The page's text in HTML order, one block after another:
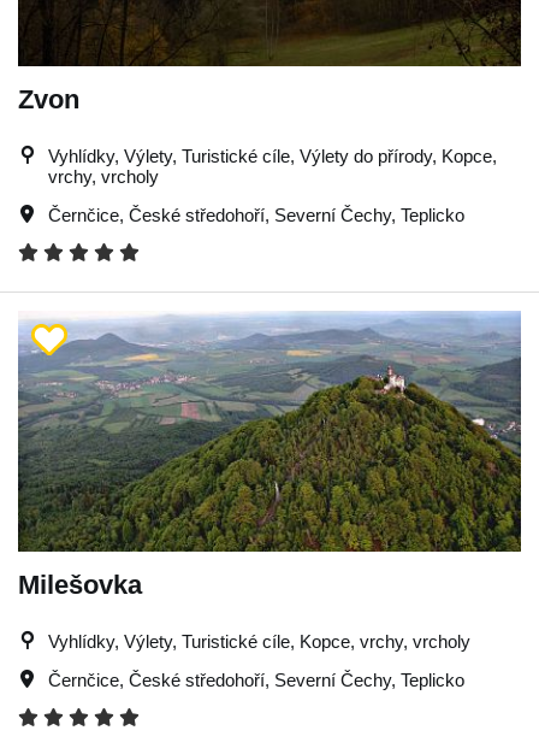
Zvon
Vyhlídky, Výlety, Turistické cíle, Výlety do přírody, Kopce,
vrchy, vrcholy
Černčice, České středohoří, Severní Čechy, Teplicko
Milešovka
Vyhlídky, Výlety, Turistické cíle, Kopce, vrchy, vrcholy
Černčice, České středohoří, Severní Čechy, Teplicko